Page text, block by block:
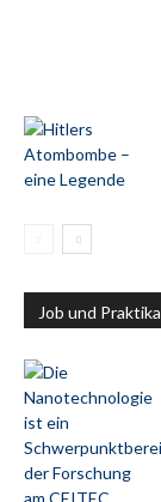
Job und Praktika